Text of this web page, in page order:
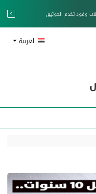
وقود تخدم الحوثيين
العربية